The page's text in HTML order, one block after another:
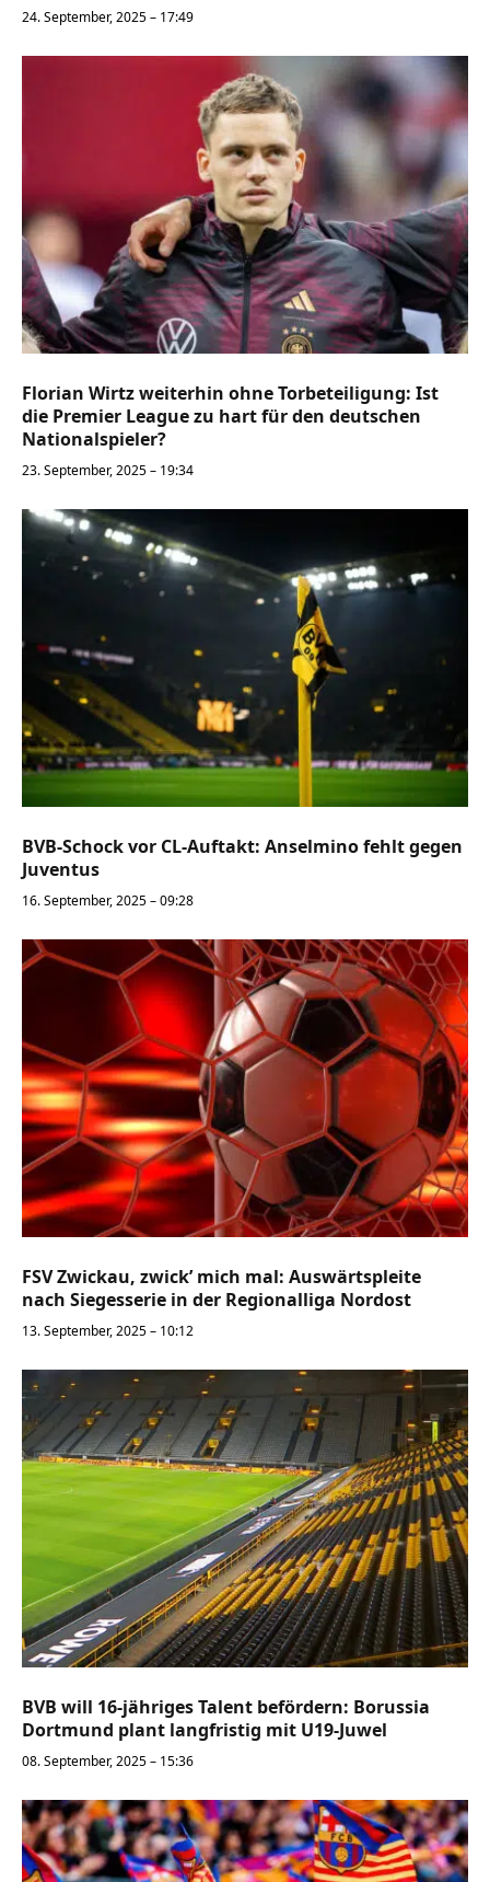
24. September, 2025 – 17:49
Florian Wirtz weiterhin ohne Torbeteiligung: Ist
die Premier League zu hart für den deutschen
Nationalspieler?
23. September, 2025 – 19:34
BVB-Schock vor CL-Auftakt: Anselmino fehlt gegen
Juventus
16. September, 2025 – 09:28
FSV Zwickau, zwick’ mich mal: Auswärtspleite
nach Siegesserie in der Regionalliga Nordost
13. September, 2025 – 10:12
BVB will 16-jähriges Talent befördern: Borussia
Dortmund plant langfristig mit U19-Juwel
08. September, 2025 – 15:36